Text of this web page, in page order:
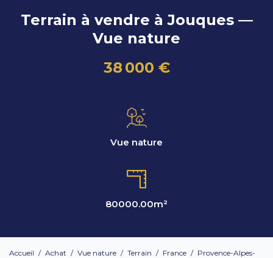
Terrain à vendre à Jouques —
Vue nature
38 000 €
Vue nature
80000.00m²
Accueil / Achat / Vue nature / Terrain / France / Provence-Alpes-